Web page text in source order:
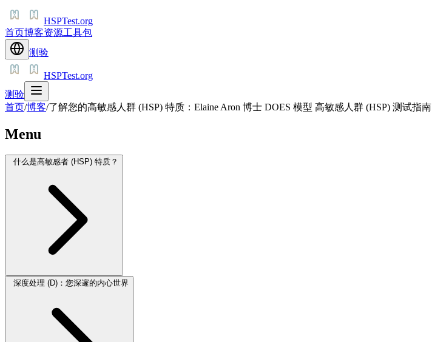
HSPTest.org
首页博客资源工具包
测验
HSPTest.org
测验
首页/博客/了解您的高敏感人群 (HSP) 特质：Elaine Aron 博士 DOES 模型 高敏感人群 (HSP) 测试指南
Menu
什么是高敏感者 (HSP) 特质？
深度处理 (D)：您深邃的内心世界